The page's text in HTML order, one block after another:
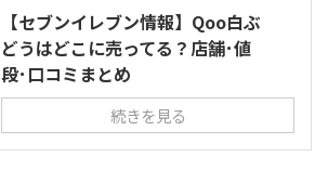
【セブンイレブン情報】Qoo白ぶ
どうはどこに売ってる？店舗･値
段･口コミまとめ
続きを見る